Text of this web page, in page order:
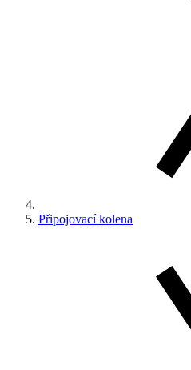
Připojovací kolena